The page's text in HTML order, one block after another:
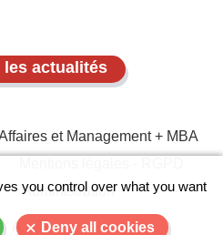
les actualités
et Management + MBA
Administration
A A+
you control over what you want
Deny all cookies